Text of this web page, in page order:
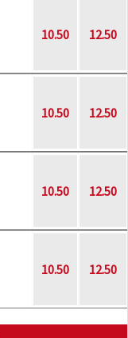
10.50 12.50
10.50 12.50
10.50 12.50
10.50 12.50